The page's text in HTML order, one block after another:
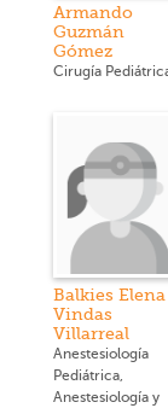
Armando
Guzmán
Gómez
Cirugía
Balkies Elena
Vindas
Villarreal
Anestesiología
Pediátrica,
Anestesiología y